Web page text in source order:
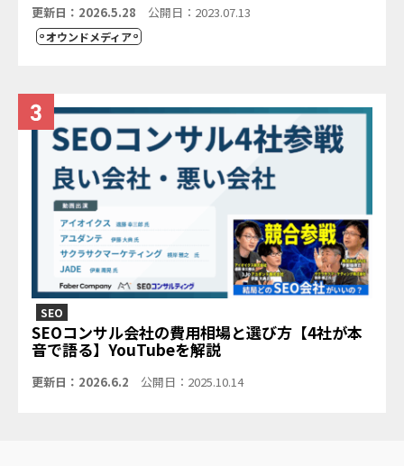
更新日：2026.5.28 公開日：2023.07.13
オウンドメディア
SEO
SEOコンサル会社の費用相場と選び方【4社が本
音で語る】YouTubeを解説
更新日：2026.6.2 公開日：2025.10.14